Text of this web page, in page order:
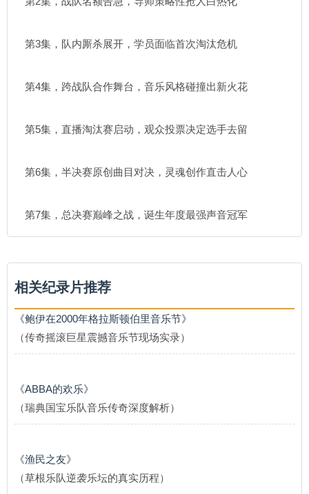
第3集，队内厮杀展开，学员面临首次淘汰危机
第4集，跨战队合作舞台，音乐风格碰撞出新火花
第5集，直播淘汰赛启动，观众投票决定选手去留
第6集，半决赛原创曲目对决，灵魂创作直击人心
第7集，总决赛巅峰之战，诞生年度最强声音冠军
相关纪录片推荐
《鲍伊在2000年格拉斯顿伯里音乐节》
（传奇摇滚巨星震撼音乐节现场实录）
《ABBA的欢乐》
（瑞典国宝乐队音乐传奇深度解析）
《渔民之友》
（草根乐队逆袭乐坛的真实历程）